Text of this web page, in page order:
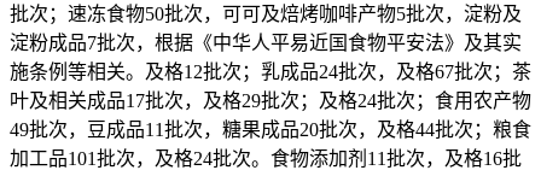
批次；速冻食物50批次，可可及焙烤咖啡产物5批次，淀粉及
淀粉成品7批次，根据《中华人平易近国食物平安法》及其实
施条例等相关。及格12批次；乳成品24批次，及格67批次；茶
叶及相关成品17批次，及格29批次；及格24批次；食用农产物
49批次，豆成品11批次，糖果成品20批次，及格44批次；粮食
加工品101批次，及格24批次。食物添加剂11批次，及格16批